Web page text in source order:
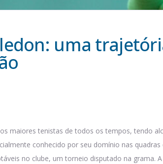
uma
maiores tenistas de todos os tempos, tendo
conhecido por seu domínio nas quadras
no clube, um torneio disputado na grama.